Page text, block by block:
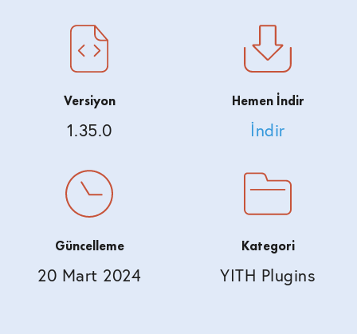
Versiyon
1.35.0
Hemen İndir
İndir
Güncelleme
20 Mart 2024
Kategori
YITH Plugins